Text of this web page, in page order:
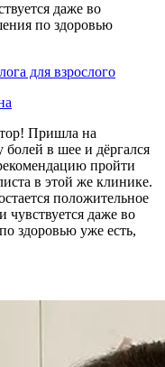
даже во
по здоровью
для взрослого
Пришла на
в шее и дёргался
пройти
в этой же клинике.
положительное
даже во
здоровью уже есть,